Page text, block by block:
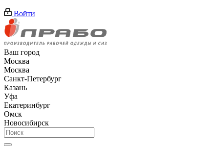
Войти
Ваш город
Москва
Москва
Санкт-Петербург
Казань
Уфа
Екатеринбург
Омск
Новосибирск